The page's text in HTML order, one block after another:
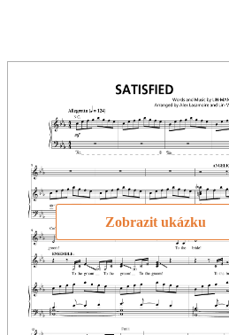
Zobrazit ukázku